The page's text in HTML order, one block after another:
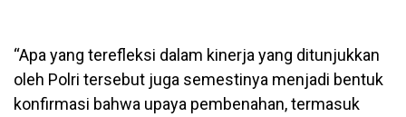
“Apa yang terefleksi dalam kinerja yang ditunjukkan
oleh Polri tersebut juga semestinya menjadi bentuk
konfirmasi bahwa upaya pembenahan, termasuk